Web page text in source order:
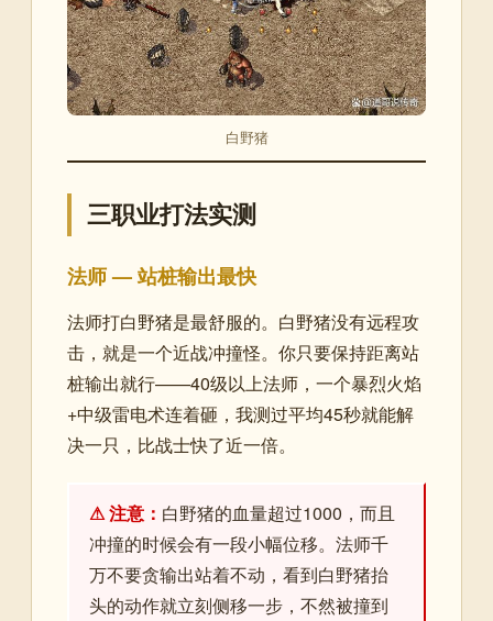
白野猪
三职业打法实测
法师 — 站桩输出最快
法师打白野猪是最舒服的。白野猪没有远程攻
击，就是一个近战冲撞怪。你只要保持距离站
桩输出就行——40级以上法师，一个暴烈火焰
+中级雷电术连着砸，我测过平均45秒就能解
决一只，比战士快了近一倍。
⚠ 注意： 白野猪的血量超过1000，而且
冲撞的时候会有一段小幅位移。法师千
万不要贪输出站着不动，看到白野猪抬
头的动作就立刻侧移一步，不然被撞到